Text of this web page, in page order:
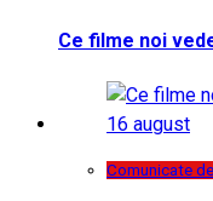
Ce filme noi
Comunicate